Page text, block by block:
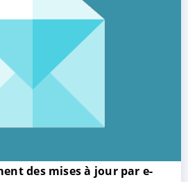
des mises à jour par e-